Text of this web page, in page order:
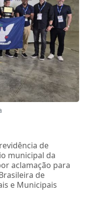
de
municipal da
aclamação para
de
e Municipais